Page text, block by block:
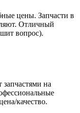
цены. Запчасти в
Отличный
вопрос).
на
качество.